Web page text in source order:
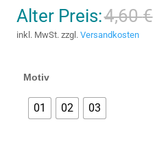
Alter Preis:4,60€
inkl. MwSt. zzgl. Versandkosten
Motiv
01 02 03